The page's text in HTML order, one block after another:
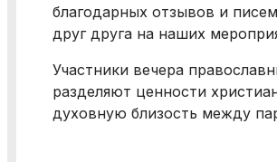
благодарных отзывов и
друг друга на наших
Участники вечера
разделяют ценности
духовную близость между